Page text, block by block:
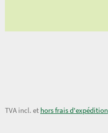
7,20 €
TVA incl. et hors frais d'expédition